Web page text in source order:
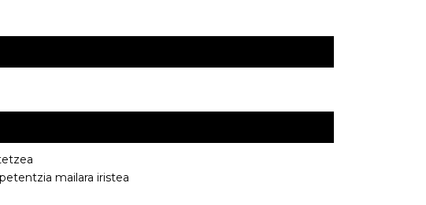
mailara iristea